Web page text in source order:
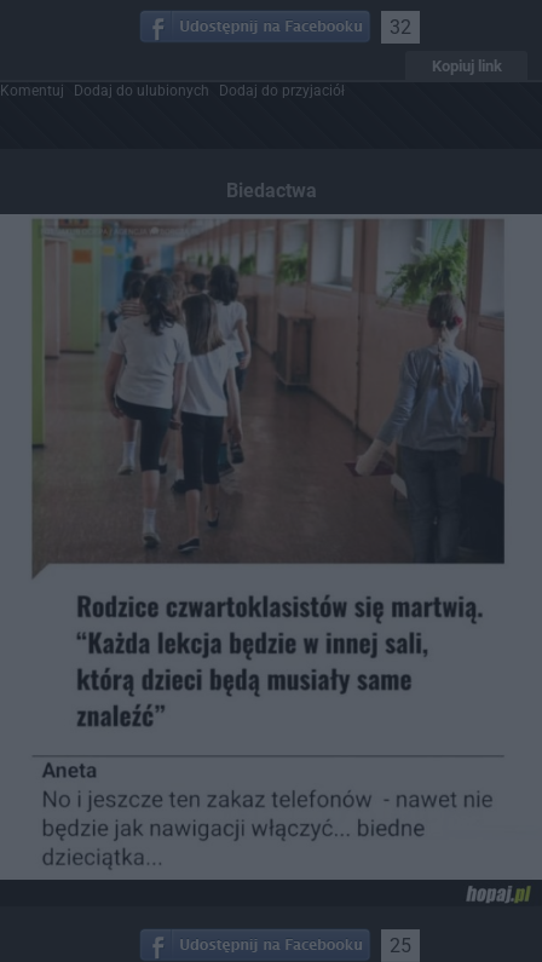
32
Kopiuj link
Komentuj Dodaj do ulubionych Dodaj do przyjaciół
Biedactwa
25